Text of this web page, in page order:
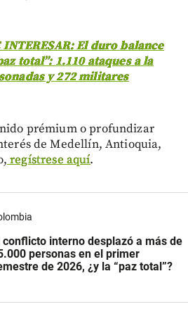
INTERESAR: El duro balance
total”: 1.110 ataques a la
y 272 militares
prémium o profundizar
de Medellín, Antioquia,
regístrese aquí.
conflicto interno desplazó a más de
personas en el primer
de 2026, ¿y la “paz total”?